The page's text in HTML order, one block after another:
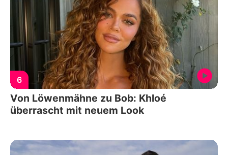
6
Von Löwenmähne zu Bob: Khloé
überrascht mit neuem Look